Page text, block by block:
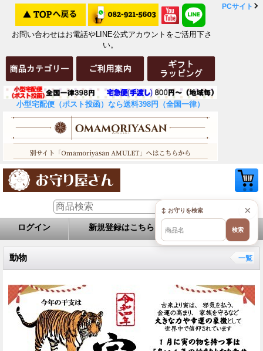
お問い合わせはお電話やLINE公式アカウントをご活用下さ
い。
小型宅配便（ポスト投函）なら送料398円（全国一律）
PCサイト
ログイン 新規登録はこちら お問い合せ
動物 一覧
×
↕ お守りを検索
検索